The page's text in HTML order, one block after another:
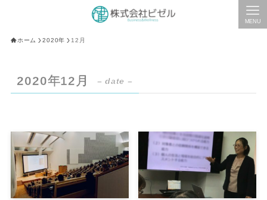
MENU
ホーム 2020年 12月
2020年12月 – date –